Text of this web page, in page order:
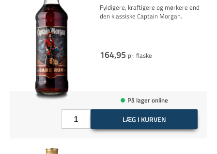
Fyldigere, kraftigere og mørkere end
den klassiske Captain Morgan.
164,95 pr. flaske
På lager online
LÆG I KURVEN